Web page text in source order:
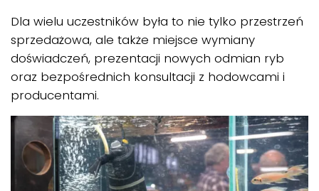
Dla wielu uczestników była to nie tylko przestrzeń
sprzedażowa, ale także miejsce wymiany
doświadczeń, prezentacji nowych odmian ryb
oraz bezpośrednich konsultacji z hodowcami i
producentami.